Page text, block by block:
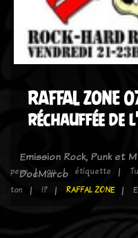
RAFFAL ZONE
réchauffée de
Emission Rock, Punk et
DocMarco
peux ou étiquette Tu
ton
!? RAFFAL ZONE